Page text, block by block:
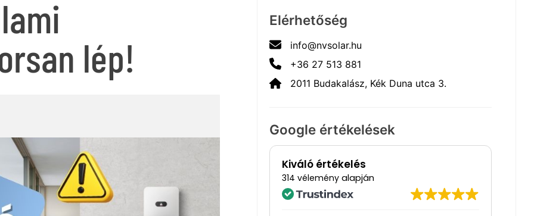
lép!
Elérhetőség
info@nvsolar.hu
+36 27 513 881
2011 Budakalász, Kék Duna utca 3.
Google értékelések
Kiváló értékelés
314 véleményalapján